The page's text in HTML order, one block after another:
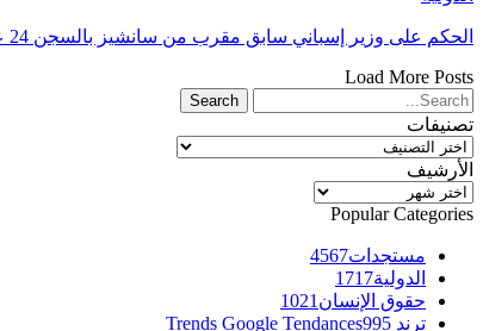
الحكم على وزير إسباني سابق مقرب من سانشيز بالسجن 24 عاما بتهم فساد
Load More Posts
تصنيفات
تصنيفات
الأرشيف
الأرشيف
Popular Categories
مستجدات4567
الدولية1717
حقوق الإنسان 1021
ترند Trends Google Tendances 995